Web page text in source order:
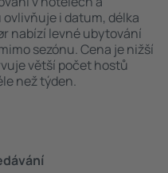
i datum, délka
nabízí levné ubytování
sezónu. Cena je nižší
větší počet hostů
než týden.